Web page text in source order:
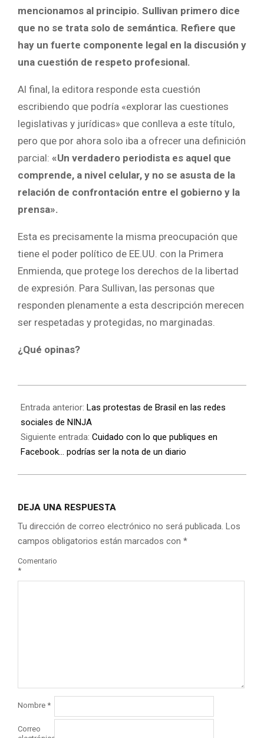
mencionamos al principio. Sullivan primero dice
que no se trata solo de semántica. Refiere que
hay un fuerte componente legal en la discusión y
una cuestión de respeto profesional.
Al final, la editora responde esta cuestión
escribiendo que podría «explorar las cuestiones
legislativas y jurídicas» que conlleva a este título,
pero que por ahora solo iba a ofrecer una definición
parcial: «Un verdadero periodista es aquel que
comprende, a nivel celular, y no se asusta de la
relación de confrontación entre el gobierno y la
prensa».
Esta es precisamente la misma preocupación que
tiene el poder político de EE.UU. con la Primera
Enmienda, que protege los derechos de la libertad
de expresión. Para Sullivan, las personas que
responden plenamente a esta descripción merecen
ser respetadas y protegidas, no marginadas.
¿Qué opinas?
Entrada anterior: Las protestas de Brasil en las redes
sociales de NINJA
Siguiente entrada: Cuidado con lo que publiques en
Facebook… podrías ser la nota de un diario
DEJA UNA RESPUESTA
Tu dirección de correo electrónico no será publicada. Los
campos obligatorios están marcados con *
Comentario
*
Nombre *
Correo